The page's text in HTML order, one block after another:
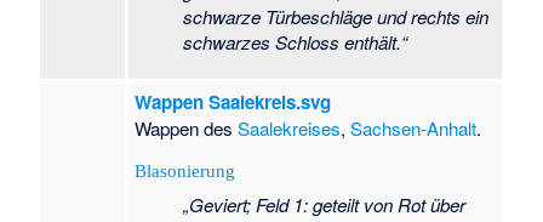
Kriegerdenkmal
Dähre (Weltkriege)
Kriegerdenkmal
Fahrendorf·
Kriegerdenkmal
schwarze Türbeschläge und rechts ein
schwarzes Schloss enthält.“
Wappen Saalekreis.svg
Wappen desSaalekreises,Sachsen-Anhalt.
Blasonierung
„Geviert; Feld 1: geteilt von Rot über